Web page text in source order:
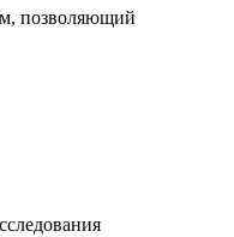
позволяющий